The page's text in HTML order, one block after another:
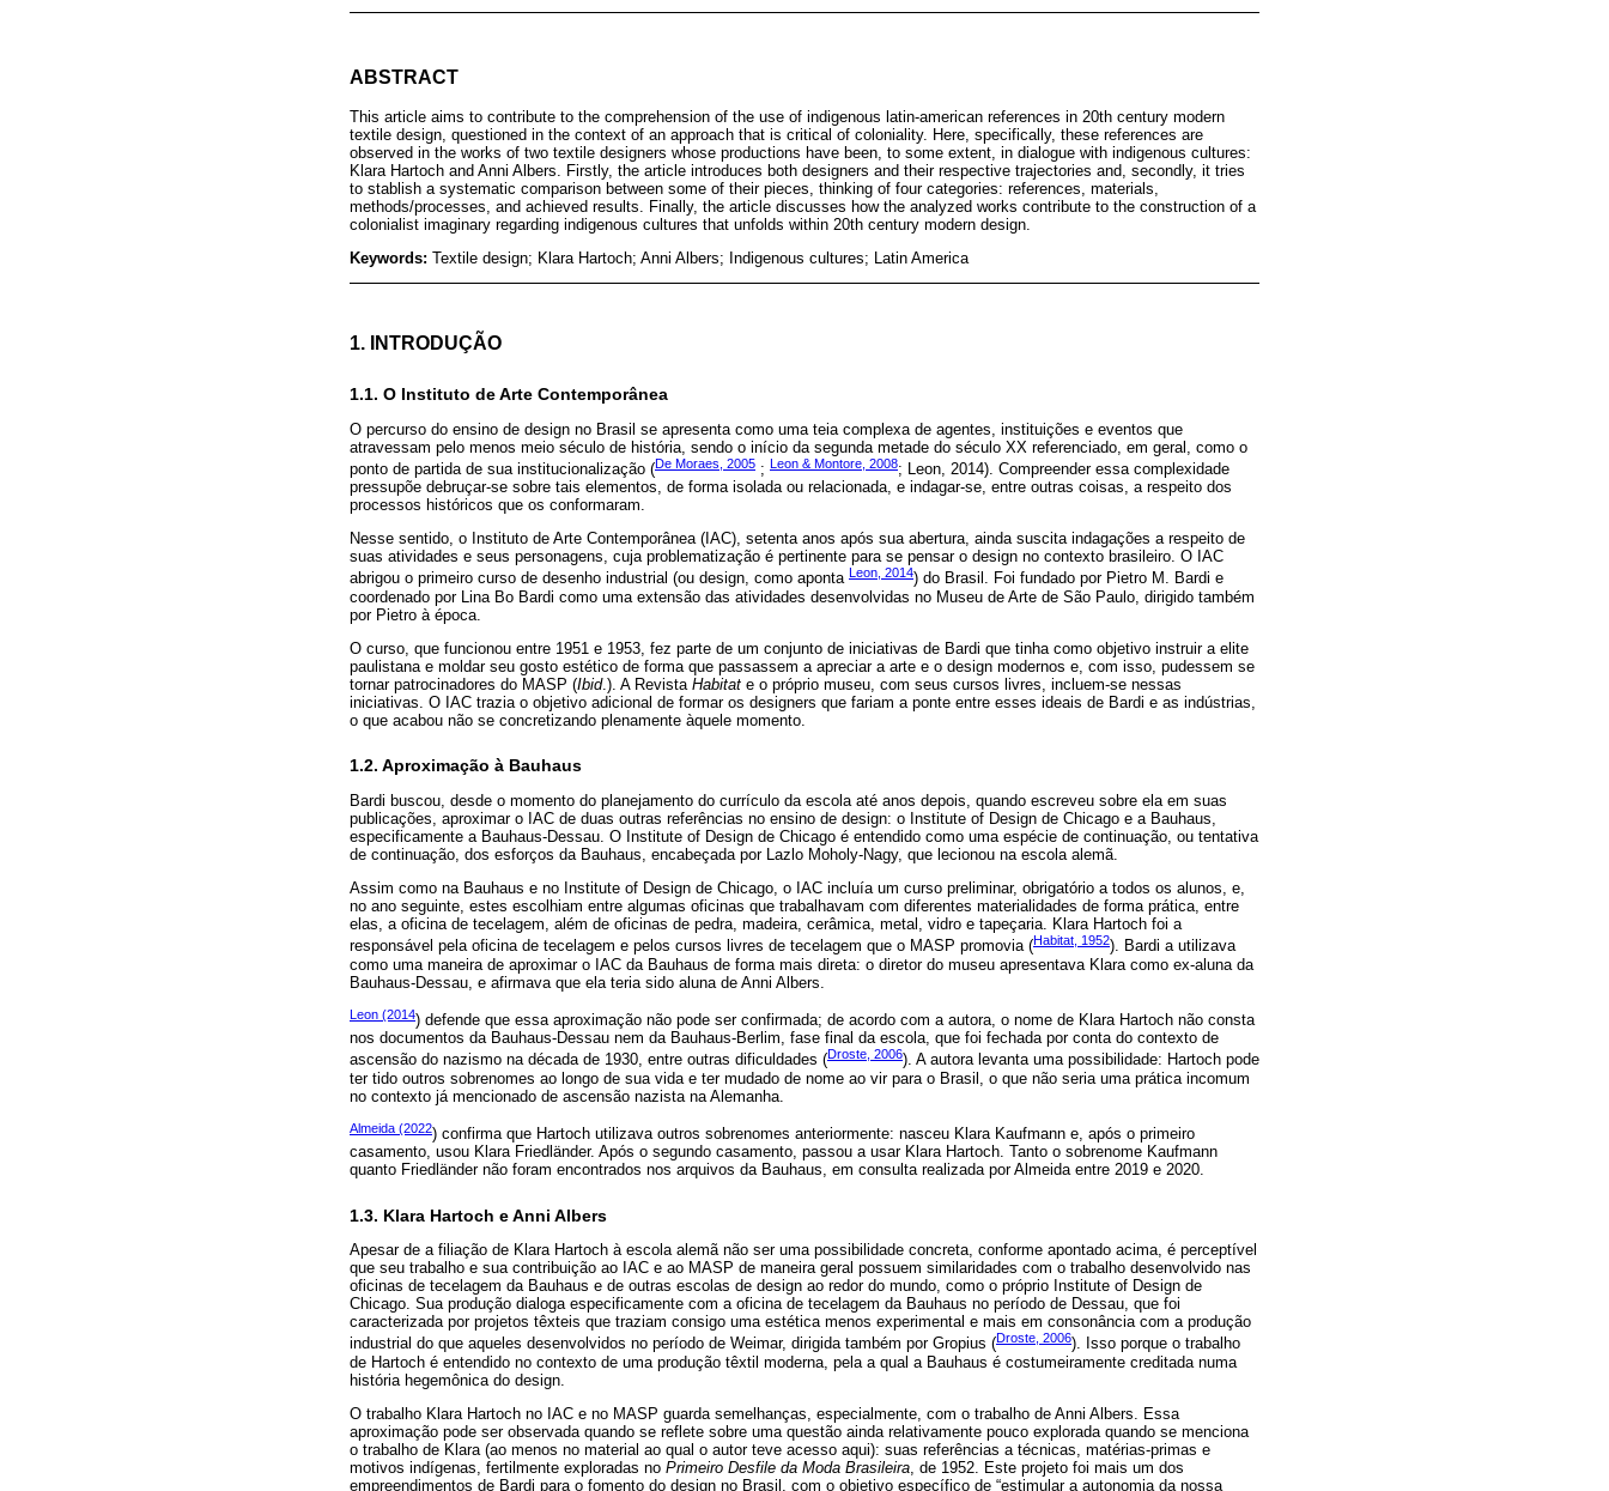
ABSTRACT
This article aims to contribute to the comprehension of the use of indigenous latin-american references in 20th century modern
textile design, questioned in the context of an approach that is critical of coloniality. Here, specifically, these references are
observed in the works of two textile designers whose productions have been, to some extent, in dialogue with indigenous cultures:
Klara Hartoch and Anni Albers. Firstly, the article introduces both designers and their respective trajectories and, secondly, it tries
to stablish a systematic comparison between some of their pieces, thinking of four categories: references, materials,
methods/processes, and achieved results. Finally, the article discusses how the analyzed works contribute to the construction of a
colonialist imaginary regarding indigenous cultures that unfolds within 20th century modern design.
Keywords: Textile design; Klara Hartoch; Anni Albers; Indigenous cultures; Latin America
1. INTRODUÇÃO
1.1. O Instituto de Arte Contemporânea
O percurso do ensino de design no Brasil se apresenta como uma teia complexa de agentes, instituições e eventos que
atravessam pelo menos meio século de história, sendo o início da segunda metade do século XX referenciado, em geral, como o
ponto de partida de sua institucionalização (De Moraes, 2005 ; Leon & Montore, 2008; Leon, 2014). Compreender essa complexidade
pressupõe debruçar-se sobre tais elementos, de forma isolada ou relacionada, e indagar-se, entre outras coisas, a respeito dos
processos históricos que os conformaram.
Nesse sentido, o Instituto de Arte Contemporânea (IAC), setenta anos após sua abertura, ainda suscita indagações a respeito de
suas atividades e seus personagens, cuja problematização é pertinente para se pensar o design no contexto brasileiro. O IAC
abrigou o primeiro curso de desenho industrial (ou design, como aponta
Leon, 2014) do Brasil. Foi fundado por Pietro M. Bardi e
coordenado por Lina Bo Bardi como uma extensão das atividades desenvolvidas no Museu de Arte de São Paulo, dirigido também
por Pietro à época.
O curso, que funcionou entre 1951 e 1953, fez parte de um conjunto de iniciativas de Bardi que tinha como objetivo instruir a elite
paulistana e moldar seu gosto estético de forma que passassem a apreciar a arte e o design modernos e, com isso, pudessem se
tornar patrocinadores do MASP (Ibid.). A Revista Habitat e o próprio museu, com seus cursos livres, incluem-se nessas
iniciativas. O IAC trazia o objetivo adicional de formar os designers que fariam a ponte entre esses ideais de Bardi e as indústrias,
o que acabou não se concretizando plenamente àquele momento.
1.2. Aproximação à Bauhaus
Bardi buscou, desde o momento do planejamento do currículo da escola até anos depois, quando escreveu sobre ela em suas
publicações, aproximar o IAC de duas outras referências no ensino de design: o Institute of Design de Chicago e a Bauhaus,
especificamente a Bauhaus-Dessau. O Institute of Design de Chicago é entendido como uma espécie de continuação, ou tentativa
de continuação, dos esforços da Bauhaus, encabeçada por Lazlo Moholy-Nagy, que lecionou na escola alemã.
Assim como na Bauhaus e no Institute of Design de Chicago, o IAC incluía um curso preliminar, obrigatório a todos os alunos, e,
no ano seguinte, estes escolhiam entre algumas oficinas que trabalhavam com diferentes materialidades de forma prática, entre
elas, a oficina de tecelagem, além de oficinas de pedra, madeira, cerâmica, metal, vidro e tapeçaria. Klara Hartoch foi a
responsável pela oficina de tecelagem e pelos cursos livres de tecelagem que o MASP promovia (Habitat, 1952). Bardi a utilizava
como uma maneira de aproximar o IAC da Bauhaus de forma mais direta: o diretor do museu apresentava Klara como ex-aluna da
Bauhaus-Dessau, e afirmava que ela teria sido aluna de Anni Albers.
Leon (2014) defende que essa aproximação não pode ser confirmada; de acordo com a autora, o nome de Klara Hartoch não consta
nos documentos da Bauhaus-Dessau nem da Bauhaus-Berlim, fase final da escola, que foi fechada por conta do contexto de
ascensão do nazismo na década de 1930, entre outras dificuldades (Droste, 2006). A autora levanta uma possibilidade: Hartoch pode
ter tido outros sobrenomes ao longo de sua vida e ter mudado de nome ao vir para o Brasil, o que não seria uma prática incomum
no contexto já mencionado de ascensão nazista na Alemanha.
Almeida (2022) confirma que Hartoch utilizava outros sobrenomes anteriormente: nasceu Klara Kaufmann e, após o primeiro
casamento, usou Klara Friedländer. Após o segundo casamento, passou a usar Klara Hartoch. Tanto o sobrenome Kaufmann
quanto Friedländer não foram encontrados nos arquivos da Bauhaus, em consulta realizada por Almeida entre 2019 e 2020.
1.3. Klara Hartoch e Anni Albers
Apesar de a filiação de Klara Hartoch à escola alemã não ser uma possibilidade concreta, conforme apontado acima, é perceptível
que seu trabalho e sua contribuição ao IAC e ao MASP de maneira geral possuem similaridades com o trabalho desenvolvido nas
oficinas de tecelagem da Bauhaus e de outras escolas de design ao redor do mundo, como o próprio Institute of Design de
Chicago. Sua produção dialoga especificamente com a oficina de tecelagem da Bauhaus no período de Dessau, que foi
caracterizada por projetos têxteis que traziam consigo uma estética menos experimental e mais em consonância com a produção
industrial do que aqueles desenvolvidos no período de Weimar, dirigida também por Gropius (Droste, 2006). Isso porque o trabalho
de Hartoch é entendido no contexto de uma produção têxtil moderna, pela a qual a Bauhaus é costumeiramente creditada numa
história hegemônica do design.
O trabalho Klara Hartoch no IAC e no MASP guarda semelhanças, especialmente, com o trabalho de Anni Albers. Essa
aproximação pode ser observada quando se reflete sobre uma questão ainda relativamente pouco explorada quando se menciona
o trabalho de Klara (ao menos no material ao qual o autor teve acesso aqui): suas referências a técnicas, matérias-primas e
motivos indígenas, fertilmente exploradas no Primeiro Desfile da Moda Brasileira , de 1952. Este projeto foi mais um dos
empreendimentos de Bardi para o fomento do design no Brasil, com o objetivo específico de “estimular a autonomia da nossa